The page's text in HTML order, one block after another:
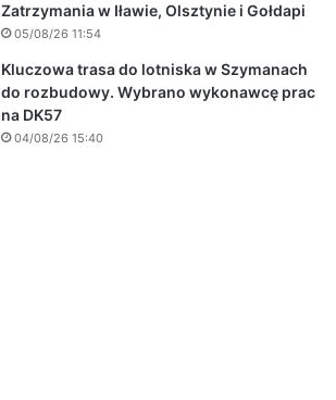
Zatrzymania w Iławie, Olsztynie i Gołdapi
05/08/26 11:54
Kluczowa trasa do lotniska w Szymanach
do rozbudowy. Wybrano wykonawcę prac
na DK57
04/08/26 15:40